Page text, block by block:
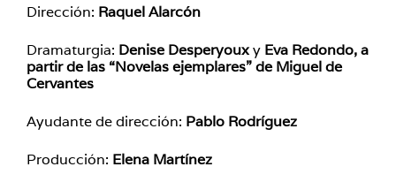
Dirección: Raquel Alarcón
Dramaturgia: Denise Desperyouxy Eva Redondo, a
partir de las “Novelas ejemplares” de Miguel de
Cervantes
Ayudante de dirección: Pablo Rodríguez
Producción: Elena Martínez